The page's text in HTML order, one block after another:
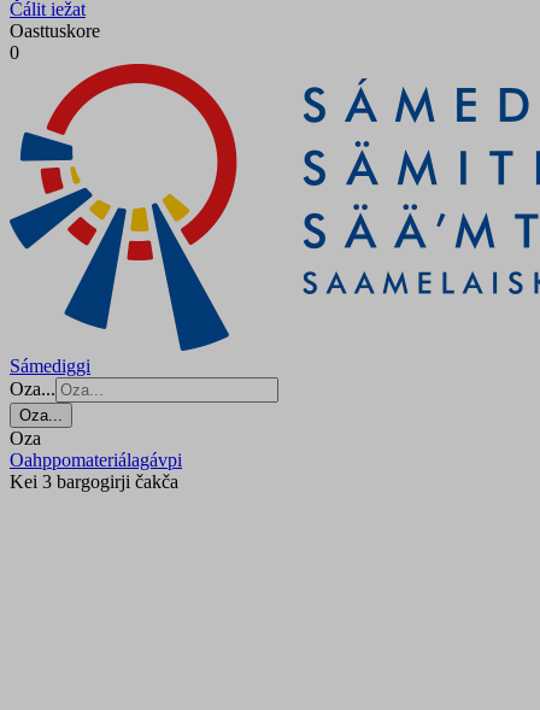
Čálit iežat
Oasttuskore
0
Sámediggi
Oza...
Oza...
Oza
Oahppomateriálagávpi
Kei 3 bargogirji čakča